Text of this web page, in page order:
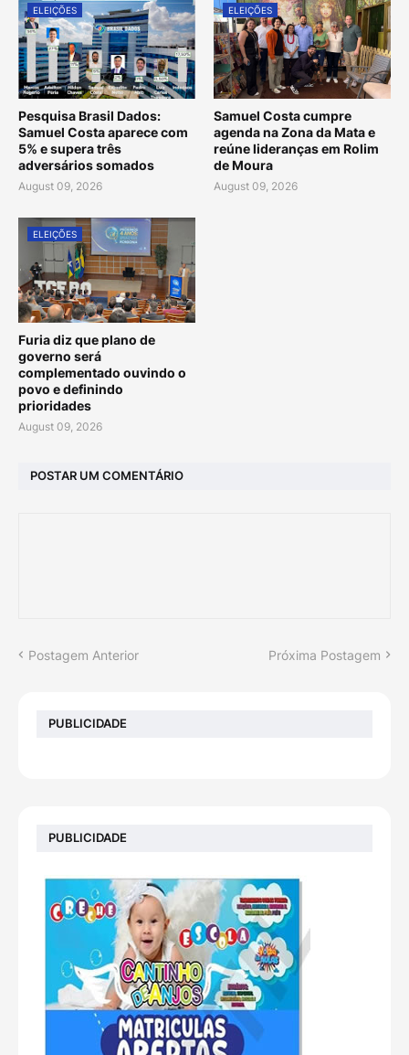
ELEIÇÕES
Pesquisa Brasil Dados:
Samuel Costa aparece com
5% e supera três
adversários somados
August 09, 2026
ELEIÇÕES
Samuel Costa cumpre
agenda na Zona da Mata e
reúne lideranças em Rolim
de Moura
August 09, 2026
ELEIÇÕES
Furia diz que plano de
governo será
complementado ouvindo o
povo e definindo
prioridades
August 09, 2026
POSTAR UM COMENTÁRIO
Postagem Anterior Próxima Postagem
PUBLICIDADE
PUBLICIDADE